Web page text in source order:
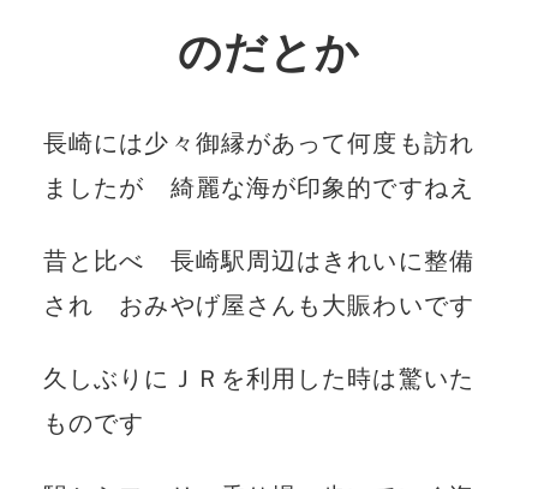
のだとか
長崎には少々御縁があって何度も訪れ
ましたが 綺麗な海が印象的ですねえ
昔と比べ 長崎駅周辺はきれいに整備
され おみやげ屋さんも大賑わいです
久しぶりにＪＲを利用した時は驚いた
ものです